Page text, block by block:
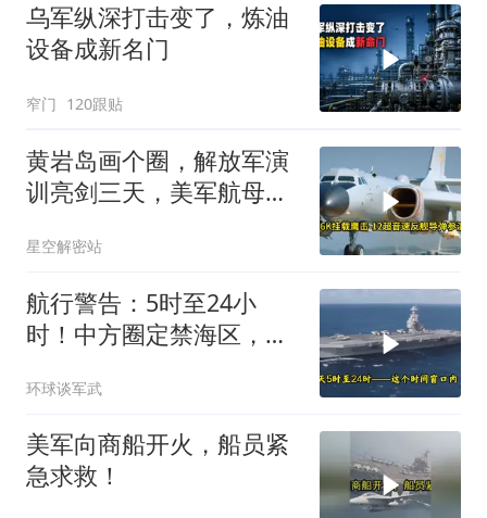
乌军纵深打击变了，炼油
设备成新名门
窄门 120跟贴
黄岩岛画个圈，解放军演
训亮剑三天，美军航母从
星空解密站
航行警告：5时至24小
时！中方圈定禁海区，美
权已定
环球谈军武
美军向商船开火，船员紧
急求救！